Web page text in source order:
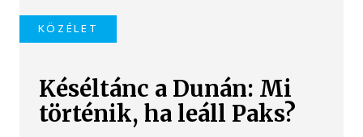
KÖZÉLET
Késéltánc a Dunán: Mi
történik, ha leáll Paks?